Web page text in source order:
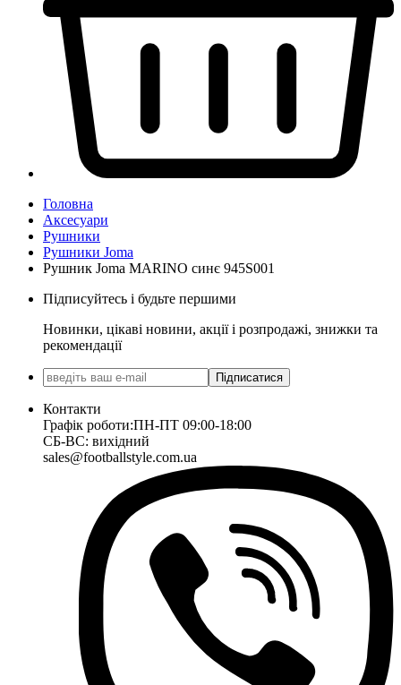
Головна
Аксесуари
Рушники
Рушники Joma
Рушник Joma MARINO синє 945S001
Підписуйтесь і будьте першими
Новинки, цікаві новини, акції і розпродажі, знижки та
рекомендації
Підписатися
Контакти
Графік роботи:ПН-ПТ 09:00-18:00
СБ-ВС: вихідний
sales@footballstyle.com.ua